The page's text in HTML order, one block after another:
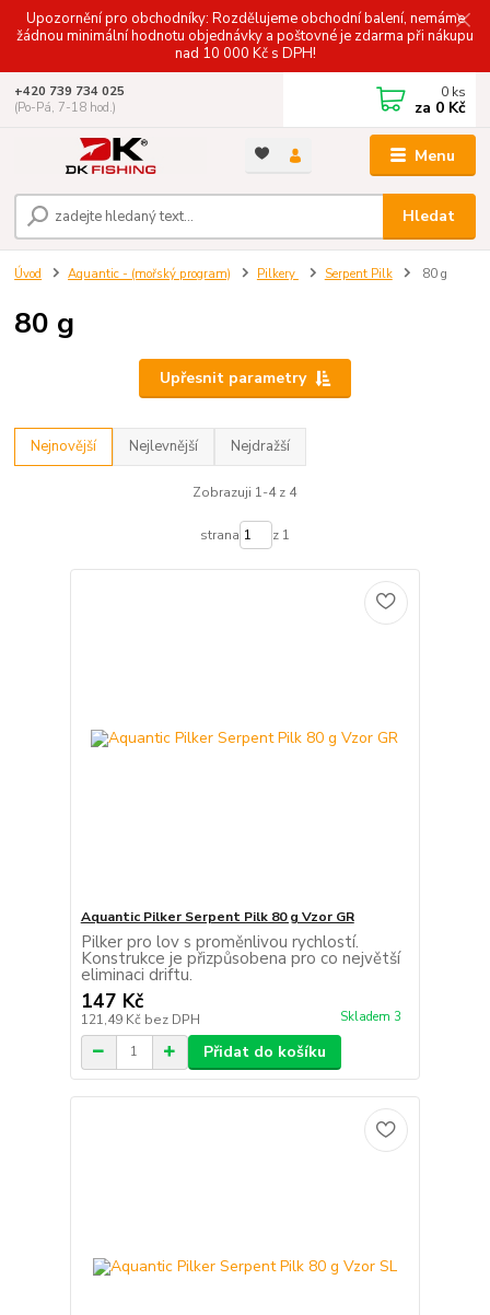
Upozornění pro obchodníky: Rozdělujeme obchodní balení, nemáme
žádnou minimální hodnotu objednávky a poštovné je zdarma při nákupu
nad 10 000 Kč s DPH!
Menu
Hledat
+420 739 734 025
(Po-Pá, 7-18 hod.)
0 ks
za 0 Kč
Úvod Aquantic - (mořský program) Pilkery Serpent Pilk 80 g
80 g
Upřesnit parametry
Nejnovější Nejlevnější Nejdražší
Zobrazuji 1-4 z 4
strana z 1
Aquantic Pilker Serpent Pilk 80 g Vzor GR
Pilker pro lov s proměnlivou rychlostí.
Konstrukce je přizpůsobena pro co největší
eliminaci driftu.
147 Kč
121,49 Kč bez DPH Skladem 3
Přidat do košíku